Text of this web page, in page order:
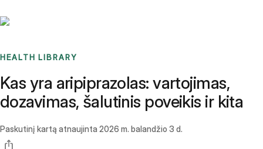
HEALTH LIBRARY
Kas yra aripiprazolas: vartojimas,
dozavimas, šalutinis poveikis ir kita
Paskutinį kartą atnaujinta 2026 m. balandžio 3 d.